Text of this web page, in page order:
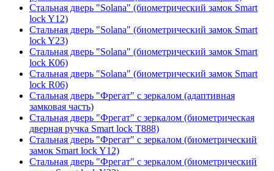
Стальная дверь "Solana" (биометрический замок Smart
lock Y12)
Стальная дверь "Solana" (биометрический замок Smart
lock Y23)
Стальная дверь "Solana" (биометрический замок Smart
lock К06)
Стальная дверь "Solana" (биометрический замок Smart
lock R06)
Стальная дверь "Фрегат" с зеркалом (адаптивная
замковая часть)
Стальная дверь "Фрегат" с зеркалом (биометрическая
дверная ручка Smart lock T888)
Стальная дверь "Фрегат" с зеркалом (биометрический
замок Smart lock Y12)
Стальная дверь "Фрегат" с зеркалом (биометрический